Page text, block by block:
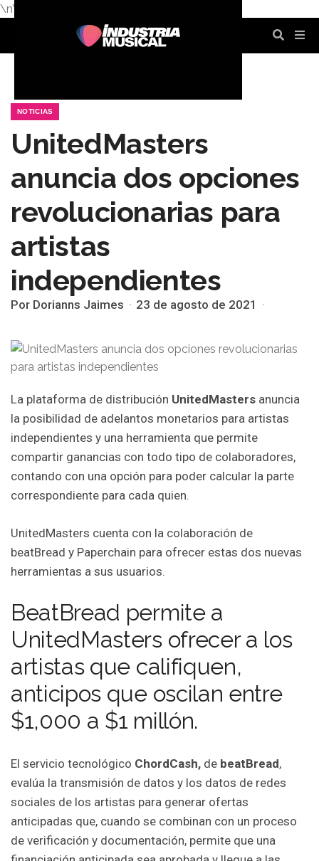
\n\n
NOTICIAS
UnitedMasters
anuncia dos opciones
revolucionarias para
artistas
independientes
Por Dorianns Jaimes 23 de agosto de 2021
La plataforma de distribución UnitedMasters anuncia
la posibilidad de adelantos monetarios para artistas
independientes y una herramienta que permite
compartir ganancias con todo tipo de colaboradores,
contando con una opción para poder calcular la parte
correspondiente para cada quien.
UnitedMasters cuenta con la colaboración de
beatBread y Paperchain para ofrecer estas dos nuevas
herramientas a sus usuarios.
BeatBread permite a
UnitedMasters ofrecer a los
artistas que califiquen,
anticipos que oscilan entre
$1,000 a $1 millón.
El servicio tecnológico ChordCash, de beatBread,
evalúa la transmisión de datos y los datos de redes
sociales de los artistas para generar ofertas
anticipadas que, cuando se combinan con un proceso
de verificación y documentación, permite que una